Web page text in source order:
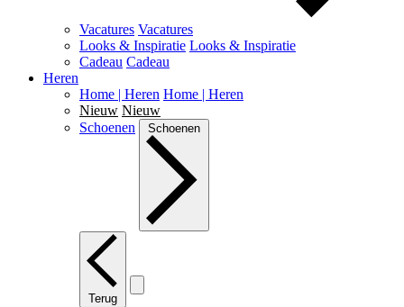
Vacatures Vacatures
Looks & Inspiratie Looks & Inspiratie
Cadeau Cadeau
Heren
Home | Heren Home | Heren
Nieuw Nieuw
Schoenen
Schoenen
Terug